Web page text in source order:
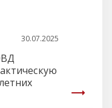
30.07.2025